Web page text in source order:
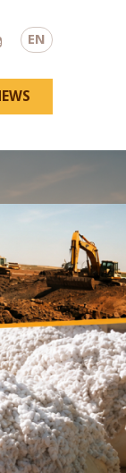
EN
Youtube